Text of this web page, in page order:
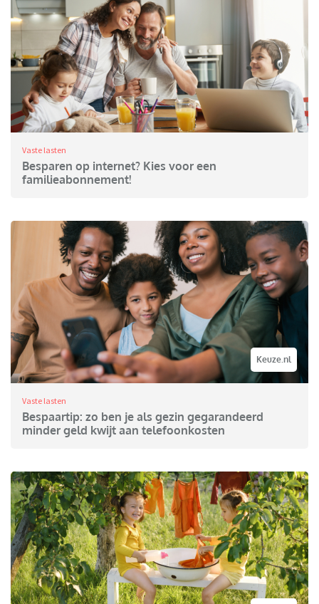
Vaste lasten
Besparen op internet? Kies voor een
familieabonnement!
Keuze.nl
Vaste lasten
Bespaartip: zo ben je als gezin gegarandeerd
minder geld kwijt aan telefoonkosten